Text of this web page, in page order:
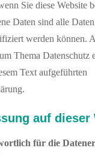
Sie diese Website
Daten sind alle
werden können.
Thema Datenschutz
Text aufgeführten
auf dieser
für die